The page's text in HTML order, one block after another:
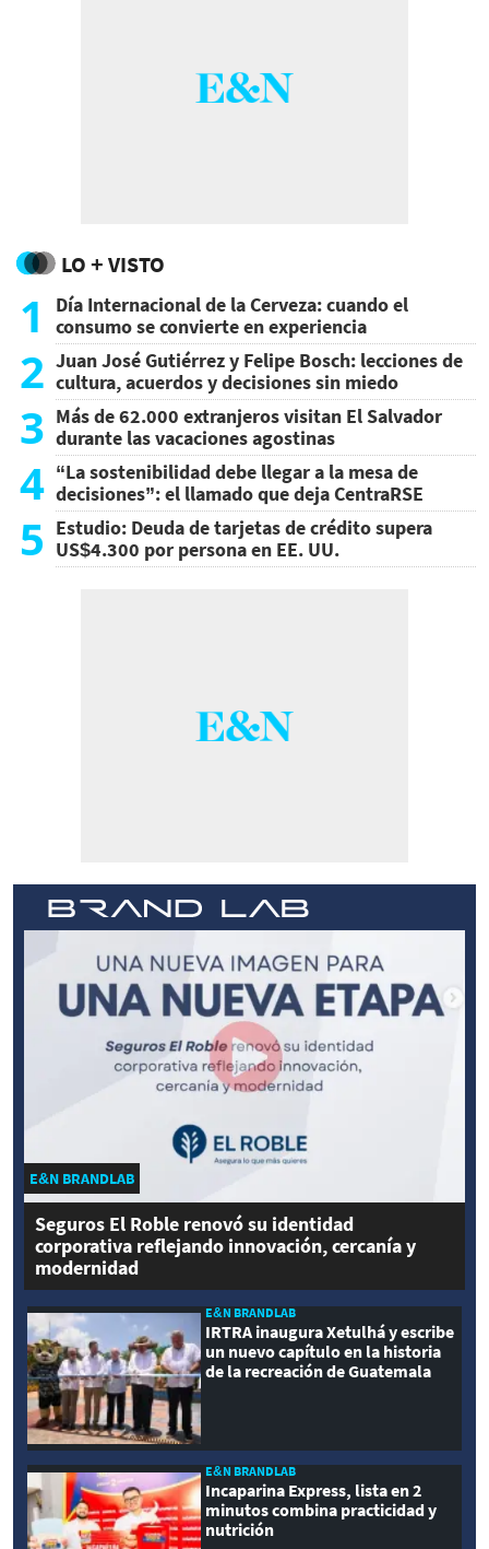
LO + VISTO
1
Día Internacional de la Cerveza: cuando el
consumo se convierte en experiencia
2 Juan José Gutiérrez y Felipe Bosch: lecciones de
cultura, acuerdos y decisiones sin miedo
3 Más de 62.000 extranjeros visitan El Salvador
durante las vacaciones agostinas
4 “La sostenibilidad debe llegar a la mesa de
decisiones”: el llamado que deja CentraRSE
5 Estudio: Deuda de tarjetas de crédito supera
US$4.300 por persona en EE. UU.
E&N BRANDLAB
Seguros El Roble renovó su identidad
corporativa reflejando innovación, cercanía y
modernidad
E&N BRANDLAB
IRTRA inaugura Xetulhá y escribe
un nuevo capítulo en la historia
de la recreación de Guatemala
E&N BRANDLAB
Incaparina Express, lista en 2
minutos combina practicidad y
nutrición